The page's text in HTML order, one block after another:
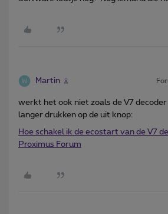
Martin
werkt het ook niet zoals de V7
langer drukken op de uit knop:
Hoe schakel ik de ecostart van de V7
Proximus Forum